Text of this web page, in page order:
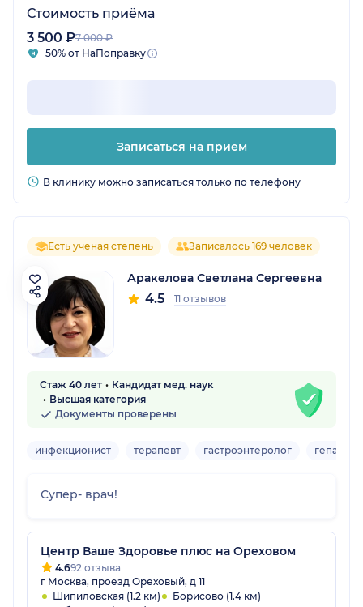
Стоимость приёма
3 500 ₽7 000 ₽
−50% от НаПоправку
Записаться на прием
В клинику можно записаться только по телефону
Есть ученая степень Записалось 169 человек
Аракелова Светлана Сергеевна
4.5 11 отзывов
Стаж 40 лет
Кандидат мед. наук
Высшая категория
Документы проверены
инфекционист терапевт гастроэнтеролог
Супер- врач!
Центр Ваше Здоровье плюс на Ореховом
4.692 отзыва
г Москва, проезд Ореховый, д 11
Шипиловская (1.2 км)
Борисово (1.4 км)